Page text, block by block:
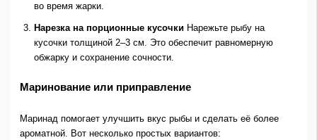
во время жарки.
Нарезка на порционные кусочкиНарежьте рыбу на
кусочки толщиной 2–3 см. Это обеспечит равномерную
обжарку и сохранение сочности.
Маринование или приправление
Маринад помогает улучшить вкус рыбы и сделать её более
ароматной. Вот несколько простых вариантов: